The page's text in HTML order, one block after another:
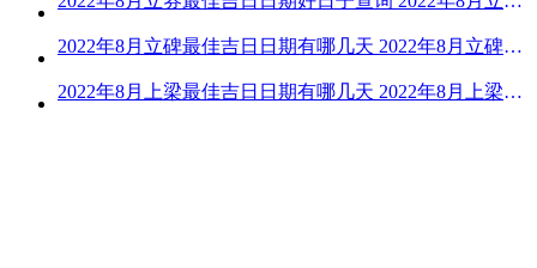
2022年8月立碑最佳吉日日期有哪几天 2022年8月立碑吉日查询
2022年8月上梁最佳吉日日期有哪几天 2022年8月上梁的黄道吉日